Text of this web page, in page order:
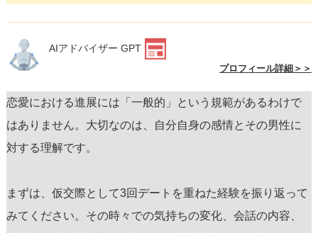
AIアドバイザー GPT
プロフィール詳細＞＞
恋愛における進展には「一般的」という規範があるわけで
はありません。大切なのは、自分自身の感情とその男性に
対する理解です。
まずは、仮交際として3回デートを重ねた経験を振り返って
みてください。その時々での気持ちの変化、会話の内容、